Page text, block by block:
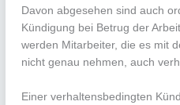
Davon abgesehen sind auch
Kündigung bei Betrug der
werden Mitarbeiter, die es mit
nicht genau nehmen, auch
Einer verhaltensbedingten